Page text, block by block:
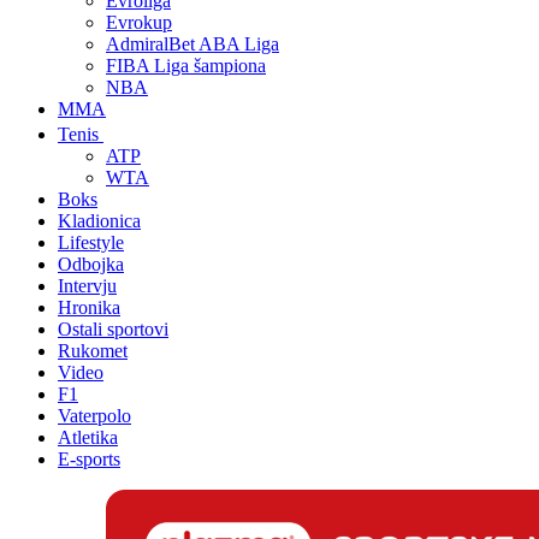
Evrokup
AdmiralBet ABA Liga
FIBA Liga šampiona
NBA
MMA
Tenis
ATP
WTA
Boks
Kladionica
Lifestyle
Odbojka
Intervju
Hronika
Ostali sportovi
Rukomet
Video
F1
Vaterpolo
Atletika
E-sports